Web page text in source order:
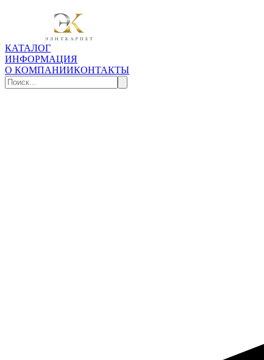
КАТАЛОГ
ИНФОРМАЦИЯ
О КОМПАНИИКОНТАКТЫ